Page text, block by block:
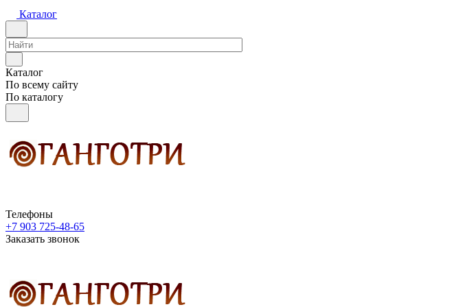
Каталог
Каталог
По всему сайту
По каталогу
Телефоны
+7 903 725-48-65
Заказать звонок